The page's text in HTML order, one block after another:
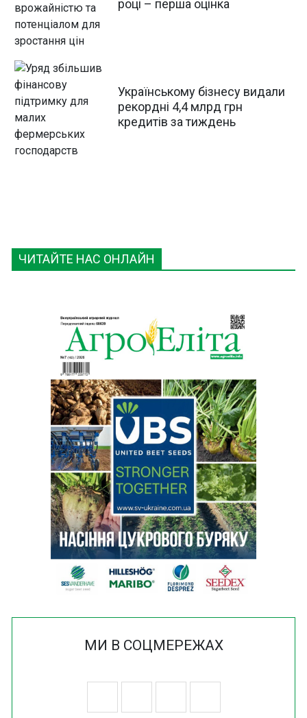
ЧИТАЙТЕ НАС ОНЛАЙН
МИ В СОЦМЕРЕЖАХ
році – перша оцінка
Українському бізнесу видали
рекордні 4,4 млрд грн
кредитів за тиждень